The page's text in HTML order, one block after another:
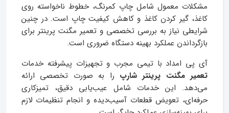
مشکلات معمول شامل چاپ کمرنگ، خطوط ناخواسته روی
کاغذ، گیر کردن کاغذ و کاهش کیفیت چاپ است. در چنین
شرایطی نیاز به بررسی تخصصی و تعمیر مگنت پرینتر برای
بازگرداندن عملکرد بهینه دستگاه ضروری است.
آی‌ پی امداد با تیمی مجرب و تجهیزات پیشرفته خدمات
تعمیر مگنت پرینتر شارپ را به صورت تخصصی ارائه
می‌دهد. این خدمات شامل عیب‌یابی دقیق، تمیزکاری
حرفه‌ای، تعویض قطعات آسیب‌دیده و انجام تنظیمات لازم